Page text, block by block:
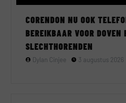
CORENDON NU OOK
BEREIKBAAR VOOR DOVEN
SLECHTHORENDEN
Dylan Cinjee 3 augustus 2026